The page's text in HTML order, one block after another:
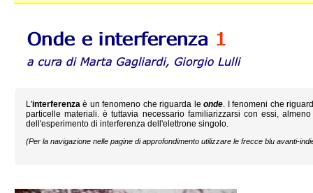
L'interferenza è un fenomeno che riguarda leonde. I fenomeni che
particelle materiali. è tuttavia necessario familiarizzarsi con essi,
dell'esperimento di interferenza dell'elettrone singolo.
(Per la navigazione nelle pagine di approfondimento utilizzare le frecce blu avanti-